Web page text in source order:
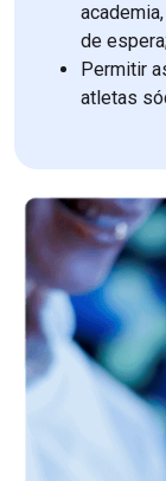
de
Permitir
atletas